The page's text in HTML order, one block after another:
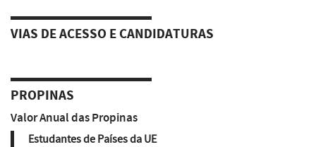
VIAS DE ACESSO E CANDIDATURAS
PROPINAS
Valor Anual das Propinas
Estudantes de Países da UE